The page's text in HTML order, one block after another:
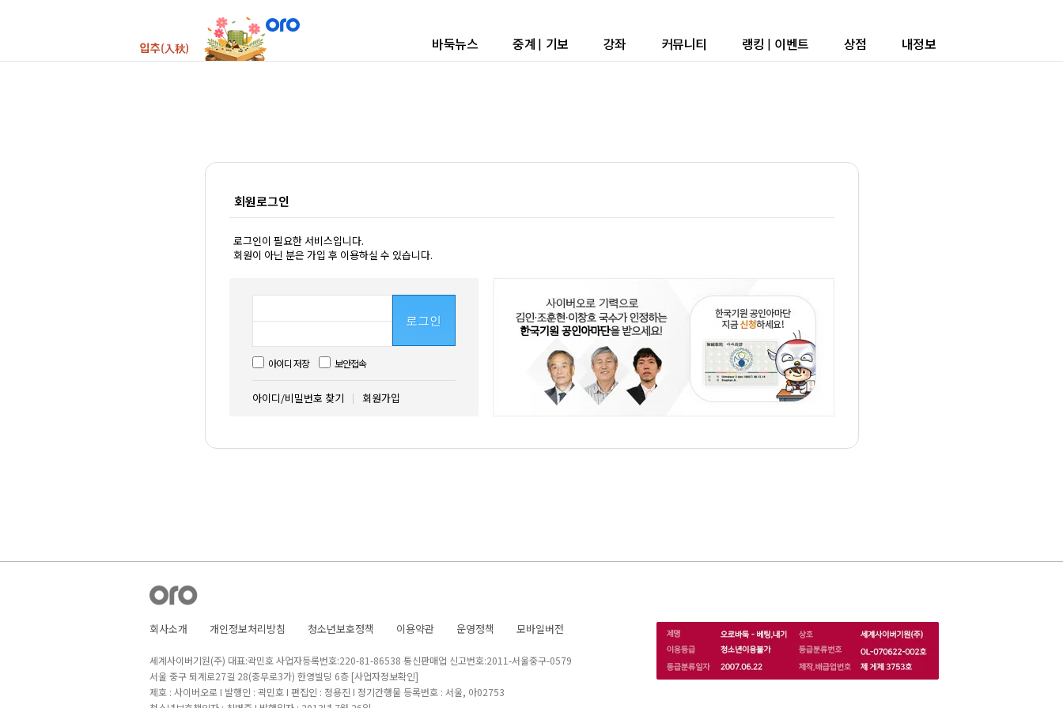
바둑뉴스 중계 | 기보 강좌 커뮤니티 랭킹 | 이벤트 상점 내정보
회원로그인
로그인이 필요한 서비스입니다.
회원이 아닌 분은 가입 후 이용하실 수 있습니다.
로그인
아이디 저장 보안접속
아이디/비밀번호 찾기 회원가입
회사소개 개인정보처리방침 청소년보호정책 이용약관 운영정책 모바일버전
세계사이버기원(주) 대표:곽민호 사업자등록번호:220-81-86538 통신판매업 신고번호:2011-서울중구-0579
서울 중구 퇴계로27길 28(충무로3가) 한영빌딩 6층 [사업자정보확인]
제호 : 사이버오로 I 발행인 : 곽민호 I 편집인 : 정용진 I 정기간행물 등록번호 : 서울, 아02753